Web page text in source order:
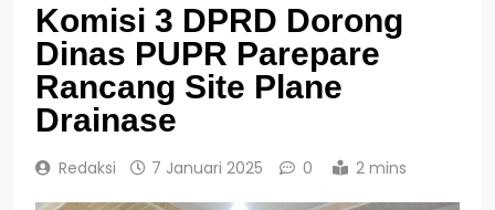
Komisi 3 DPRD Dorong
Dinas PUPR Parepare
Rancang Site Plane
Drainase
Redaksi 7 Januari 2025 0 2 mins